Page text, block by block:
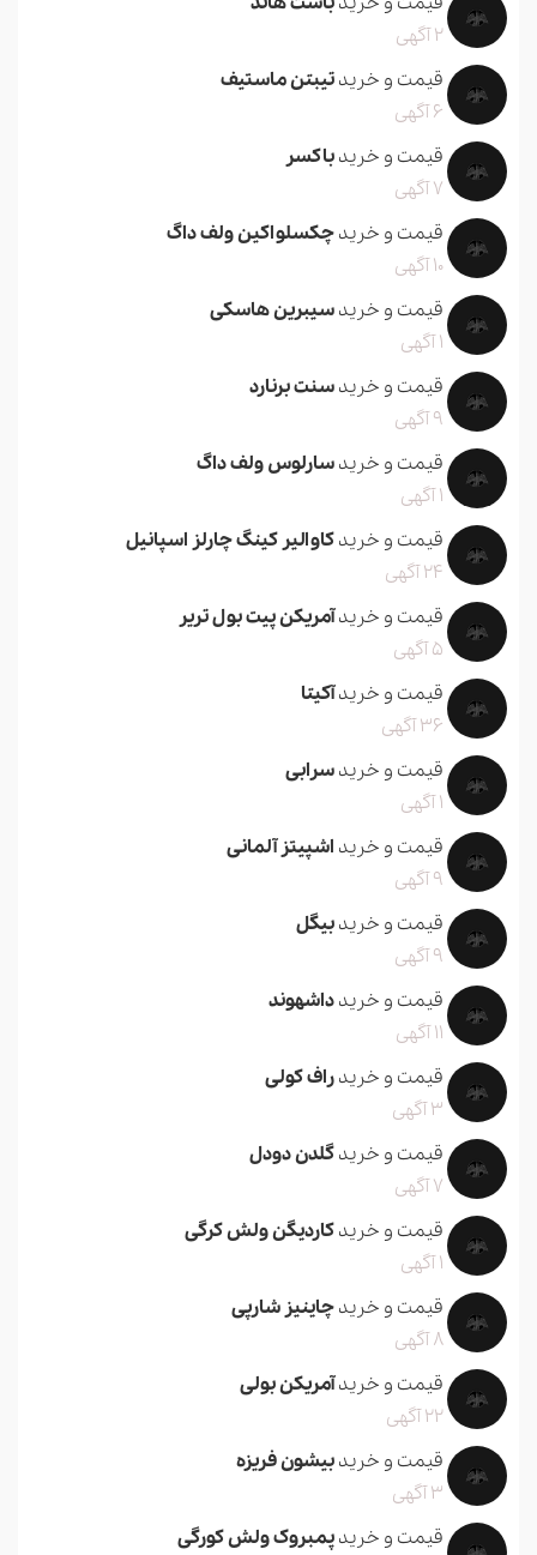
2 آگهی
قیمت و خریدتیبتن ماستیف
6 آگهی
قیمت و خریدباکسر
7 آگهی
قیمت و خریدچکسلواکین ولف داگ
10 آگهی
قیمت و خریدسیبرین هاسکی
1 آگهی
قیمت و خریدسنت برنارد
9 آگهی
قیمت و خریدسارلوس ولف داگ
1 آگهی
قیمت و خریدکاوالیر کینگ چارلز اسپانیل
24 آگهی
قیمت و خریدآمریکن پیت بول تریر
5 آگهی
قیمت و خریدآکیتا
36 آگهی
قیمت و خریدسرابی
1 آگهی
قیمت و خرید اشپیتز آلمانی
9 آگهی
قیمت و خریدبیگل
9 آگهی
قیمت و خریدداشهوند
11 آگهی
قیمت و خریدراف کولی
3 آگهی
قیمت و خریدگلدن دودل
7 آگهی
قیمت و خریدکاردیگن ولش کرگی
1 آگهی
قیمت و خریدچاینیز شارپی
8 آگهی
قیمت و خریدآمریکن بولی
22 آگهی
قیمت و خریدبیشون فریزه
3 آگهی
قیمت و خریدپمبروک ولش کورگی